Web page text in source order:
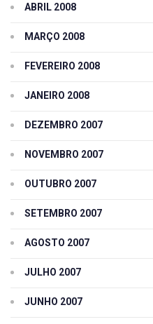
ABRIL 2008
MARÇO 2008
FEVEREIRO 2008
JANEIRO 2008
DEZEMBRO 2007
NOVEMBRO 2007
OUTUBRO 2007
SETEMBRO 2007
AGOSTO 2007
JULHO 2007
JUNHO 2007